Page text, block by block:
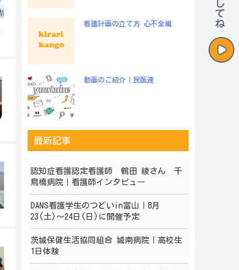
看護計画の立て方 心不全編
動画のご紹介｜民医連
最新記事
認知症看護認定看護師 鶴田 綾さん 千
鳥橋病院｜看護師インタビュー
DANS看護学生のつどいin富山｜8月
23(土)～24日(日)に開催予定
茨城保健生活協同組合 城南病院｜高校生
1日体験